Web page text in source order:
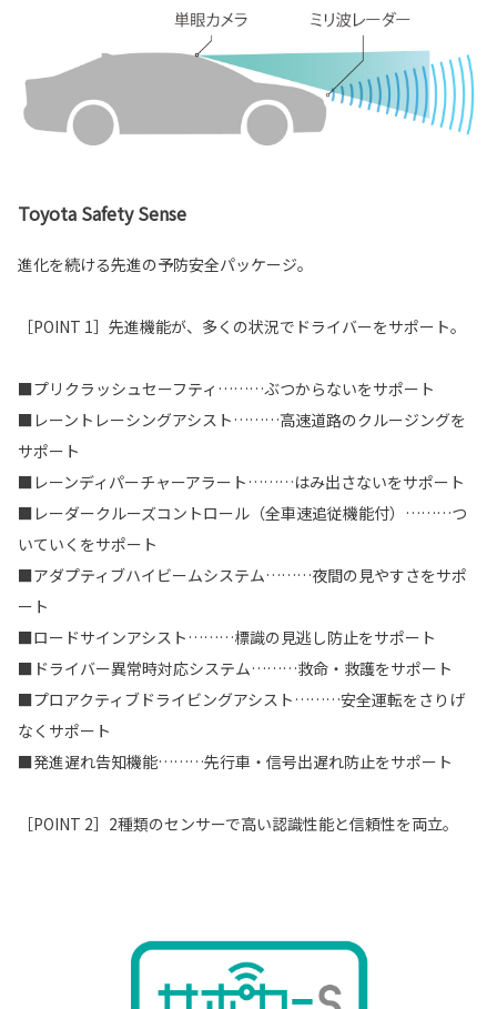
Toyota Safety Sense
進化を続ける先進の予防安全パッケージ。
［POINT 1］先進機能が、多くの状況でドライバーをサポート。
■プリクラッシュセーフティ………ぶつからないをサポート
■レーントレーシングアシスト………高速道路のクルージングを
サポート
■レーンディパーチャーアラート………はみ出さないをサポート
■レーダークルーズコントロール（全車速追従機能付）………つ
いていくをサポート
■アダプティブハイビームシステム………夜間の見やすさをサポ
ート
■ロードサインアシスト………標識の見逃し防止をサポート
■ドライバー異常時対応システム………救命・救護をサポート
■プロアクティブドライビングアシスト………安全運転をさりげ
なくサポート
■発進遅れ告知機能………先行車・信号出遅れ防止をサポート
［POINT 2］2種類のセンサーで高い認識性能と信頼性を両立。